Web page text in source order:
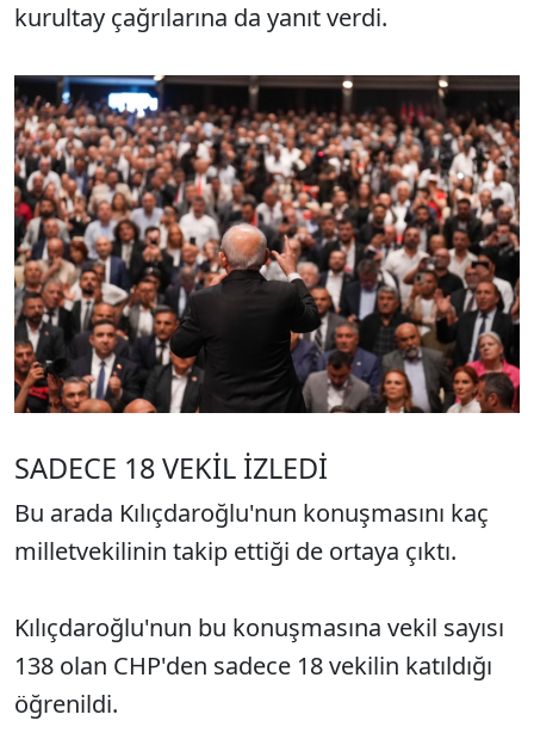
kurultay çağrılarına da yanıt verdi.
SADECE 18 VEKİL İZLEDİ
Bu arada Kılıçdaroğlu'nun konuşmasını kaç
milletvekilinin takip ettiği de ortaya çıktı.
Kılıçdaroğlu'nun bu konuşmasına vekil sayısı
138 olan CHP'den sadece 18 vekilin katıldığı
öğrenildi.